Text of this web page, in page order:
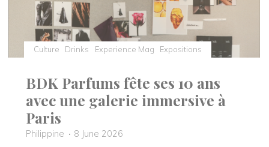
Culture Drinks Experience Mag Expositions
BDK Parfums fête ses 10 ans
avec une galerie immersive à
Paris
Philippine
8 June 2026